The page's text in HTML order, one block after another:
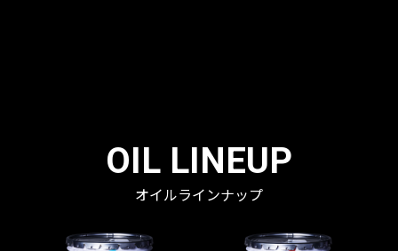
OIL LINEUP
オイルラインナップ